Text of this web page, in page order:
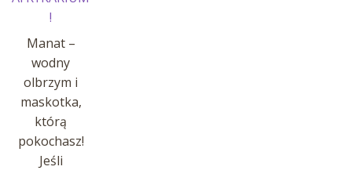
!
Manat –
wodny
olbrzym i
maskotka,
którą
pokochasz!
Jeśli